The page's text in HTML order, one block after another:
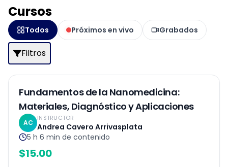
Cursos
Todos Próximos en vivo Grabados
Filtros
Fundamentos de la Nanomedicina:
Materiales, Diagnóstico y Aplicaciones
AC
INSTRUCTOR
Andrea Cavero Arrivasplata
5 h 6 min de contenido
$15.00